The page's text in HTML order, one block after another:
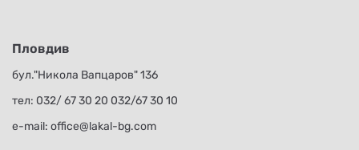
Пловдив
бул."Никола Вапцаров" 136
тел: 032/ 67 30 20 032/67 30 10
е-mail: office@lakal-bg.com